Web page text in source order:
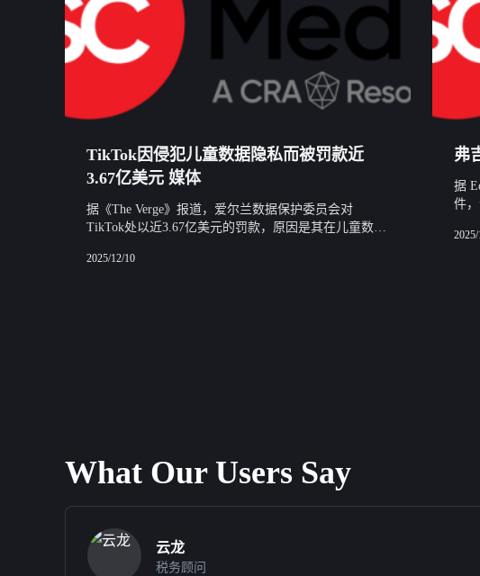
TikTok因侵犯儿童数据隐私而被罚款近
3.67亿美元 媒体
据《The Verge》报道，爱尔兰数据保护委员会对
TikTok处以近3.67亿美元的罚款，原因是其在儿童数据
律。
2025/12/10
弗
据
件
What Our Users Say
云龙
税务顾问